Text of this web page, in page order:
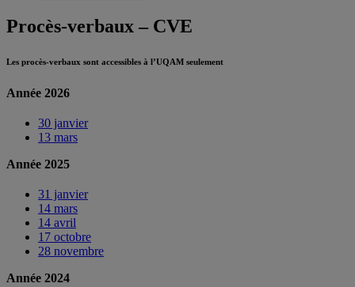
Procès-verbaux – CVE
Les procès-verbaux sont accessibles à l’UQAM seulement
Année 2026
30 janvier
13 mars
Année 2025
31 janvier
14 mars
14 avril
17 octobre
28 novembre
Année 2024